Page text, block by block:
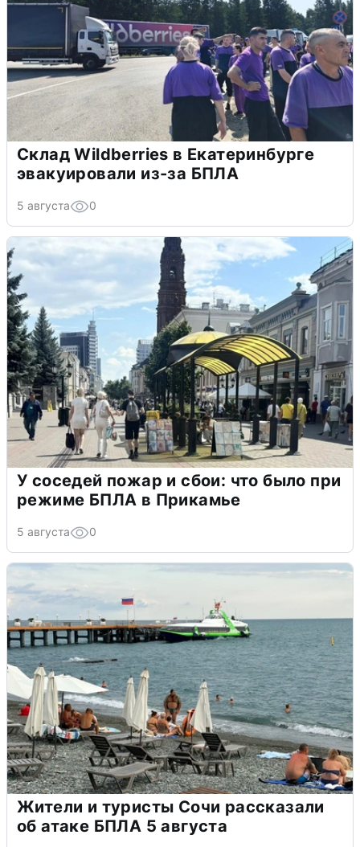
Склад Wildberries в Екатеринбурге
эвакуировали из-за БПЛА
5 августа 0
У соседей пожар и сбои: что было при
режиме БПЛА в Прикамье
5 августа 0
Жители и туристы Сочи рассказали
об атаке БПЛА 5 августа